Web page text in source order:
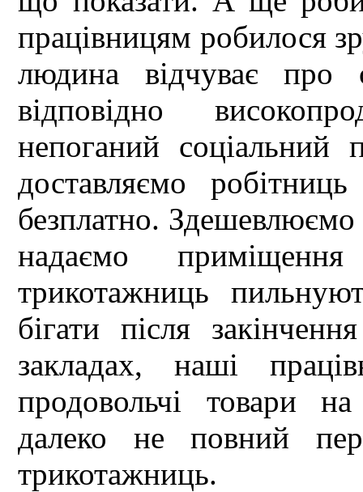
працівницям робилося
людина відчуває
відповідно
непоганий
доставляємо
безплатно.
надаємо
трикотажниць
бігати після
закладах, наші
продовольчі товари
далеко не повний
трикотажниць.